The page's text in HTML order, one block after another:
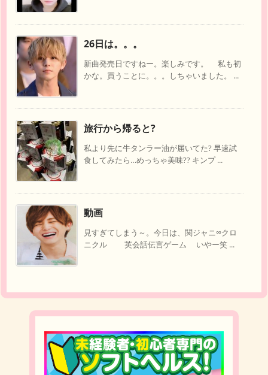
26日は。。。
新曲発売日ですねー。楽しみです。 私も初
かな。買うことに。。。しちゃいました。 ...
旅行から帰ると?
私より先に牛タンラー油が届いてた? 早速試
食してみたら…めっちゃ美味?? キンプ ...
動画
見すぎてしまう～。今日は、関ジャニ∞クロ
ニクル 英会話伝言ゲーム いやー笑 ...